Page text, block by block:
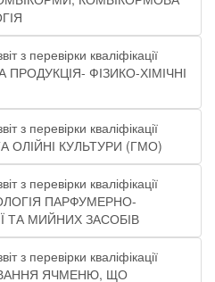
з перевірки кваліфікації
ПРОДУКЦІЯ- ФІЗИКО-ХІМІЧНІ
з перевірки кваліфікації
ОЛІЙНІ КУЛЬТУРИ (ГМО)
з перевірки кваліфікації
ПАРФУМЕРНО-
ТА МИЙНИХ ЗАСОБІВ
з перевірки кваліфікації
ЯЧМЕНЮ, ЩО